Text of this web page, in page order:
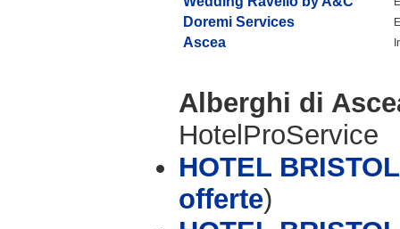
Doremi Services
Ascea
Alberghi di
HotelProService
HOTEL
offerte)